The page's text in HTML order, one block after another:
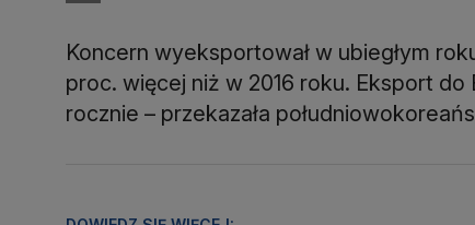
Koncern wyeksportował w ubiegłym
proc. więcej niż w 2016 roku. Eksport do
rocznie – przekazała